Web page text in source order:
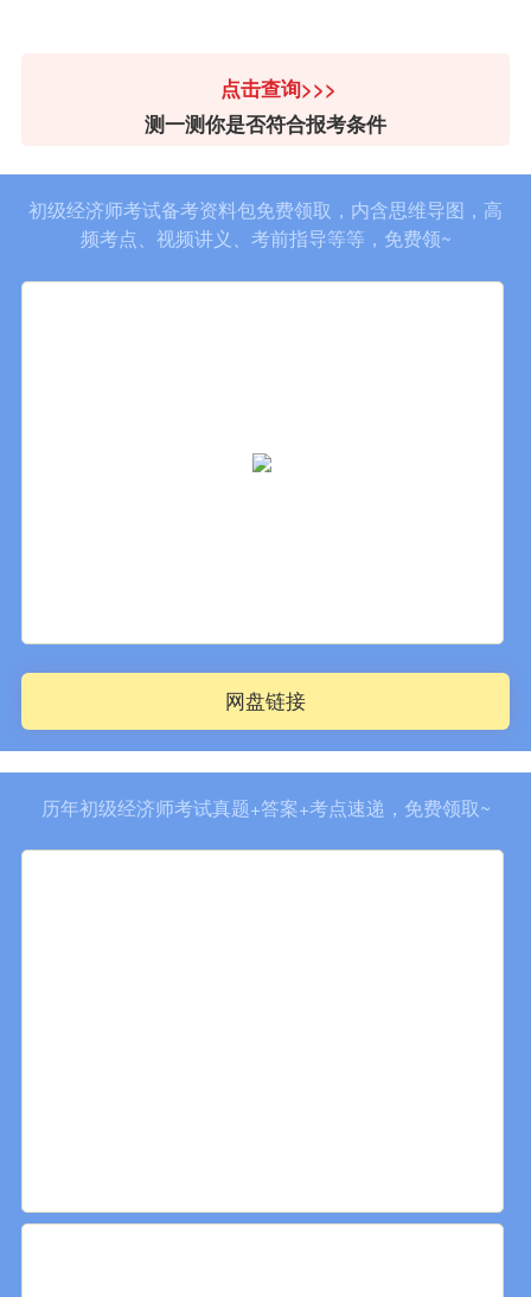
点击查询>>>
测一测你是否符合报考条件
初级经济师考试备考资料包免费领取，内含思维导图，高
频考点、视频讲义、考前指导等等，免费领~
网盘链接
历年初级经济师考试真题+答案+考点速递，免费领取~